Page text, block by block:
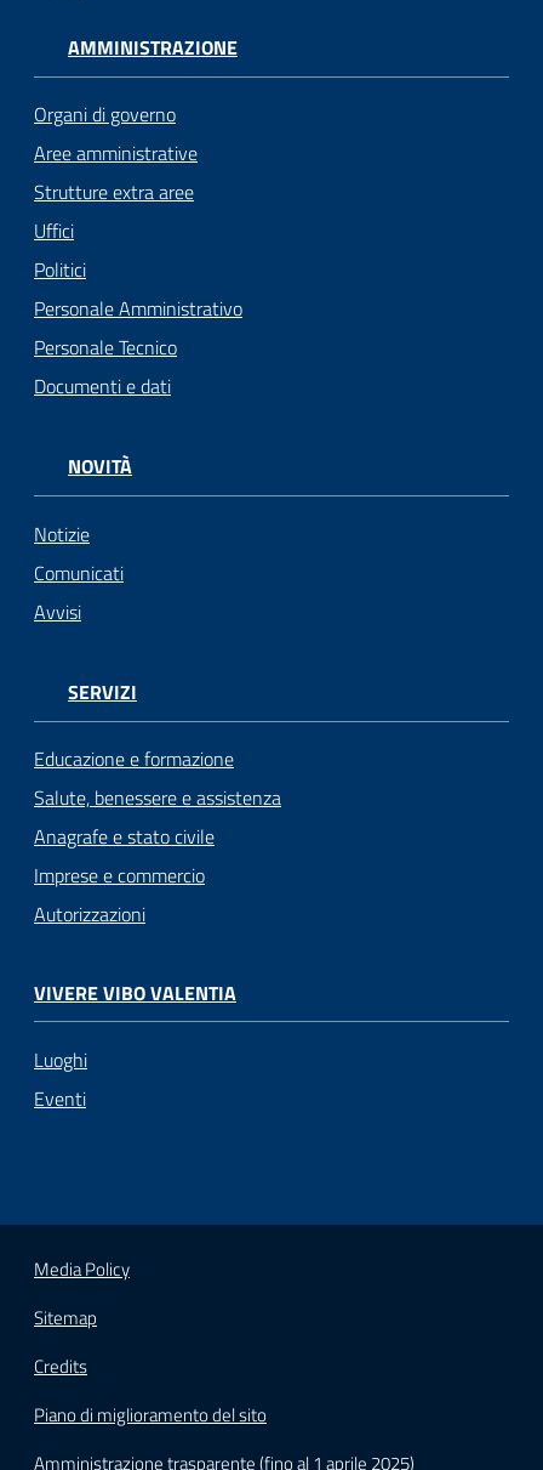
AMMINISTRAZIONE
Organi di governo
Aree amministrative
Strutture extra aree
Uffici
Politici
Personale Amministrativo
Personale Tecnico
Documenti e dati
NOVITÀ
Notizie
Comunicati
Avvisi
SERVIZI
Educazione e formazione
Salute, benessere e assistenza
Anagrafe e stato civile
Imprese e commercio
Autorizzazioni
VIVERE VIBO VALENTIA
Luoghi
Eventi
Media Policy
Sitemap
Credits
Piano di miglioramento del sito
Amministrazione trasparente (fino al 1 aprile 2025)